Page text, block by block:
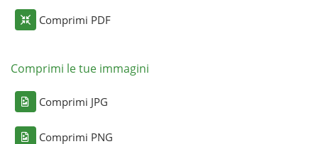
Comprimi PDF
Comprimi le tue immagini
Comprimi JPG
Comprimi PNG